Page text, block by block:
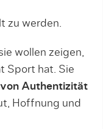
zu werden.
wollen zeigen,
Sport hat. Sie
Authentizität
Hoffnung und